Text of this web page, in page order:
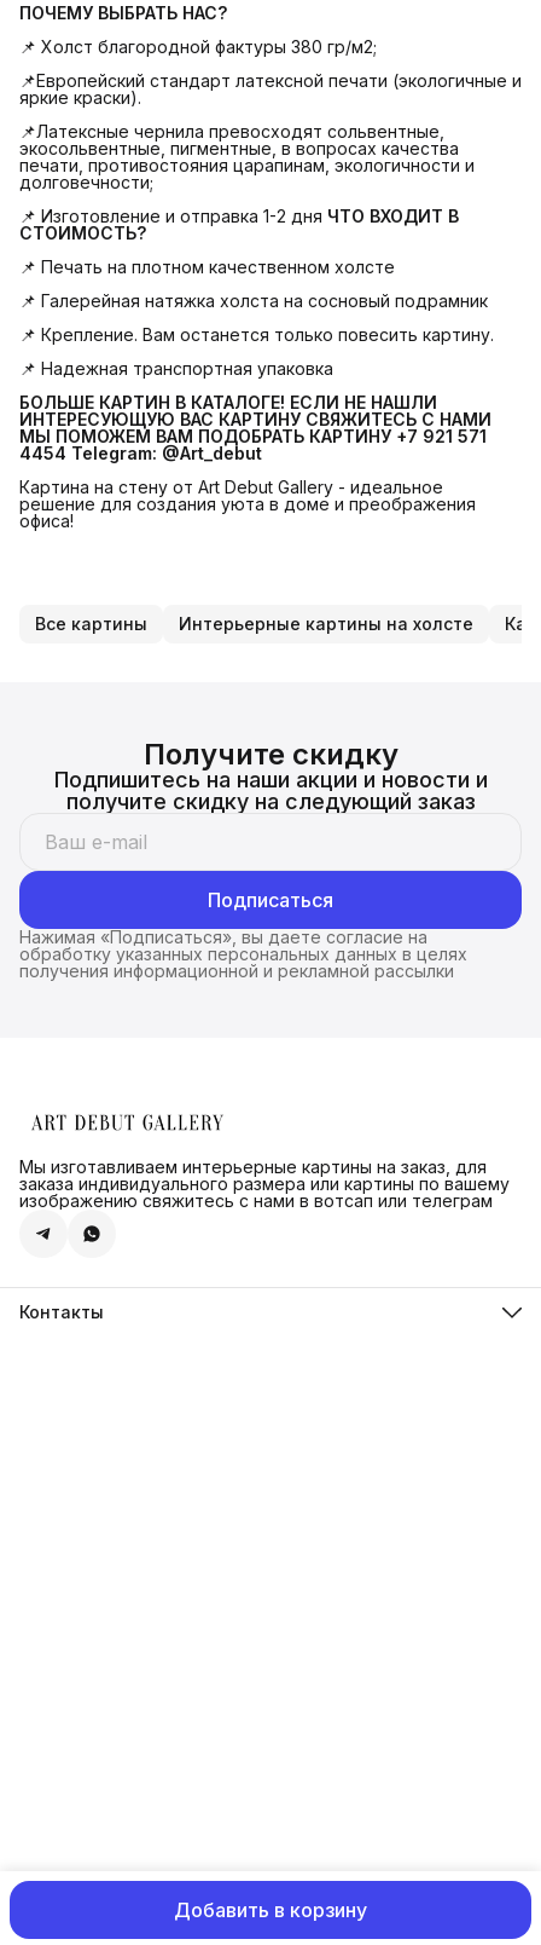
Добавить в корзину
ПОЧЕМУ ВЫБРАТЬ НАС?
📌 Холст благородной фактуры 380 гр/м2;
📌Европейский стандарт латексной печати (экологичные и
яркие краски).
📌Латексные чернила превосходят сольвентные,
экосольвентные, пигментные, в вопросах качества
печати, противостояния царапинам, экологичности и
долговечности;
📌 Изготовление и отправка 1-2 дня ЧТО ВХОДИТ В
СТОИМОСТЬ?
📌 Печать на плотном качественном холсте
📌 Галерейная натяжка холста на сосновый подрамник
📌 Крепление. Вам останется только повесить картину.
📌 Надежная транспортная упаковка
БОЛЬШЕ КАРТИН В КАТАЛОГЕ! ЕСЛИ НЕ НАШЛИ
ИНТЕРЕСУЮЩУЮ ВАС КАРТИНУ СВЯЖИТЕСЬ С НАМИ
МЫ ПОМОЖЕМ ВАМ ПОДОБРАТЬ КАРТИНУ +7 921 571
4454 Telegram: @Art_debut
Картина на стену от Art Debut Gallery - идеальное
решение для создания уюта в доме и преображения
офиса!
Все картины Интерьерные картины на холсте
Получите скидку
Подпишитесь на наши акции и новости и
получите скидку на следующий заказ
Подписаться
Нажимая «Подписаться», вы даете согласие на
обработку указанных персональных данных в целях
получения информационной и рекламной рассылки
Мы изготавливаем интерьерные картины на заказ, для
заказа индивидуального размера или картины по вашему
изображению свяжитесь с нами в вотсап или телеграм
Контакты
ⓒ CommoОплатаДоставкаПравила возвратаРеквизиты